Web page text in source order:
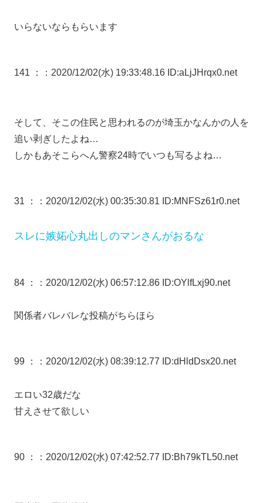
いらないならもらいます
141 ： ：2020/12/02(水) 19:33:48.16 ID:aLjJHrqx0.net
そして、そこの住民と思われるのが埼玉かなんかの人を
追い剥ぎしたよね…
しかもあそこらへん警察24時でいつも写るよね…
31 ： ：2020/12/02(水) 00:35:30.81 ID:MNFSz61r0.net
スレに嫉妬心丸出しのマンさんがおるな
84 ： ：2020/12/02(水) 06:57:12.86 ID:OYlfLxj90.net
関係者バレバレな投稿がちらほら
99 ： ：2020/12/02(水) 08:39:12.77 ID:dHldDsx20.net
エロい32歳だな
甘えさせて欲しい
90 ： ：2020/12/02(水) 07:42:52.77 ID:Bh79kTL50.net